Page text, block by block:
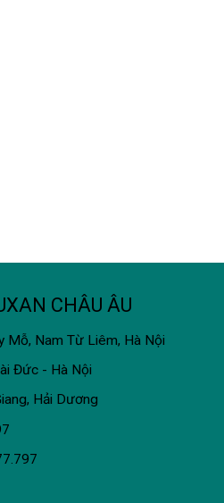
CHÂU ÂU
Mỗ, Nam Từ Liêm, Hà Nội
Đức - Hà Nội
Hải Dương